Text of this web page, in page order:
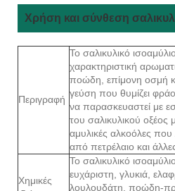
Χρήση και σύνθεση
Περιγραφή
Το σαλικυλικό
χαρακτηριστική
ποώδη, επίμονη οσμή
γεύση που θυμίζει
να παρασκευαστεί με
του σαλικυλικού οξέος
αμυλικές αλκοόλες που
από πετρέλαιο και
Χημικές
Το σαλικυλικό
ευχάριστη, γλυκιά,
λουλουδάτη, ποώδη-